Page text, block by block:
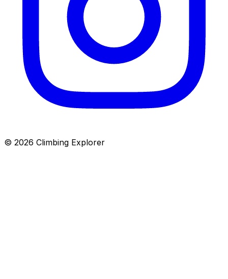
© 2026 Climbing Explorer